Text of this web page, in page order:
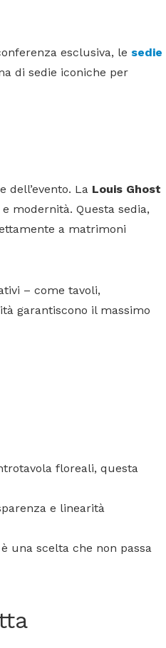
esclusiva, le sedie
di sedie iconiche per
dell’evento. La Louis Ghost
modernità. Questa sedia,
a matrimoni
– come tavoli,
garantiscono il massimo
floreali, questa
e linearità
una scelta che non passa